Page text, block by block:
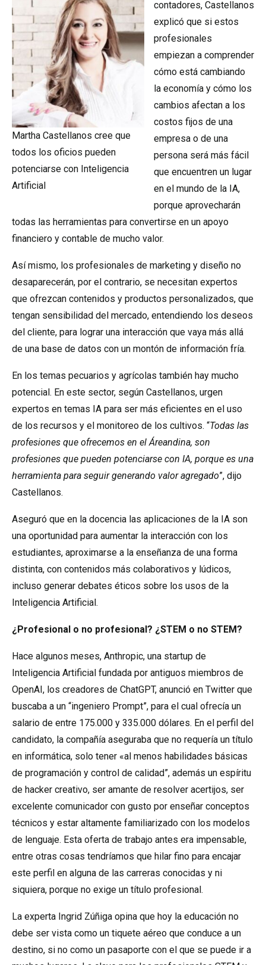
Martha Castellanos cree que
todos los oficios pueden
potenciarse con Inteligencia
Artificial
contadores, Castellanos
explicó que si estos
profesionales
empiezan a comprender
cómo está cambiando
la economía y cómo los
cambios afectan a los
costos fijos de una
empresa o de una
persona será más fácil
que encuentren un lugar
en el mundo de la IA,
porque aprovecharán
todas las herramientas para convertirse en un apoyo
financiero y contable de mucho valor.
Así mismo, los profesionales de marketing y diseño no
desaparecerán, por el contrario, se necesitan expertos
que ofrezcan contenidos y productos personalizados, que
tengan sensibilidad del mercado, entendiendo los deseos
del cliente, para lograr una interacción que vaya más allá
de una base de datos con un montón de información fría.
En los temas pecuarios y agrícolas también hay mucho
potencial. En este sector, según Castellanos, urgen
expertos en temas IA para ser más eficientes en el uso
de los recursos y el monitoreo de los cultivos. “Todas las
profesiones que ofrecemos en el Áreandina, son
profesiones que pueden potenciarse con IA, porque es una
herramienta para seguir generando valor agregado”, dijo
Castellanos.
Aseguró que en la docencia las aplicaciones de la IA son
una oportunidad para aumentar la interacción con los
estudiantes, aproximarse a la enseñanza de una forma
distinta, con contenidos más colaborativos y lúdicos,
incluso generar debates éticos sobre los usos de la
Inteligencia Artificial.
¿Profesional o no profesional? ¿STEM o no STEM?
Hace algunos meses, Anthropic, una startup de
Inteligencia Artificial fundada por antiguos miembros de
OpenAI, los creadores de ChatGPT, anunció en Twitter que
buscaba a un “ingeniero Prompt”, para el cual ofrecía un
salario de entre 175.000 y 335.000 dólares. En el perfil del
candidato, la compañía aseguraba que no requería un título
en informática, solo tener «al menos habilidades básicas
de programación y control de calidad”, además un espíritu
de hacker creativo, ser amante de resolver acertijos, ser
excelente comunicador con gusto por enseñar conceptos
técnicos y estar altamente familiarizado con los modelos
de lenguaje. Esta oferta de trabajo antes era impensable,
entre otras cosas tendríamos que hilar fino para encajar
este perfil en alguna de las carreras conocidas y ni
siquiera, porque no exige un título profesional.
La experta Ingrid Zúñiga opina que hoy la educación no
debe ser vista como un tiquete aéreo que conduce a un
destino, si no como un pasaporte con el que se puede ir a